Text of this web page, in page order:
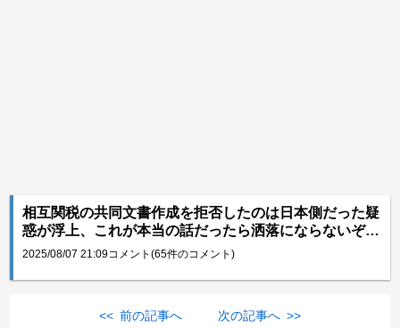
相互関税の共同文書作成を拒否したのは日本側だった疑
惑が浮上、これが本当の話だったら洒落にならないぞ…
2025/08/07 21:09コメント(65件のコメント)
<< 前の記事へ 次の記事へ >>